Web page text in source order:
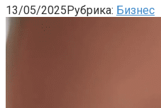
13/05/2025Рубрика: Бизнес